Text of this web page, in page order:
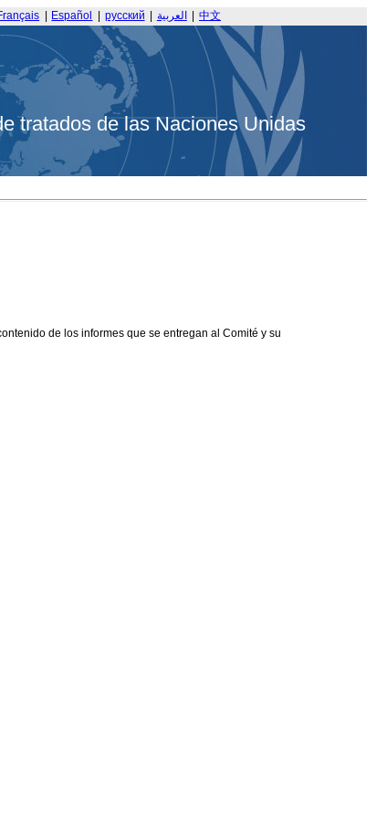
Español русский العربية 中文
tratados de las Naciones Unidas
de los informes que se entregan al Comité y su